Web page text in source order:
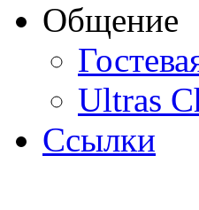
Общение
Ultras
Ссылки